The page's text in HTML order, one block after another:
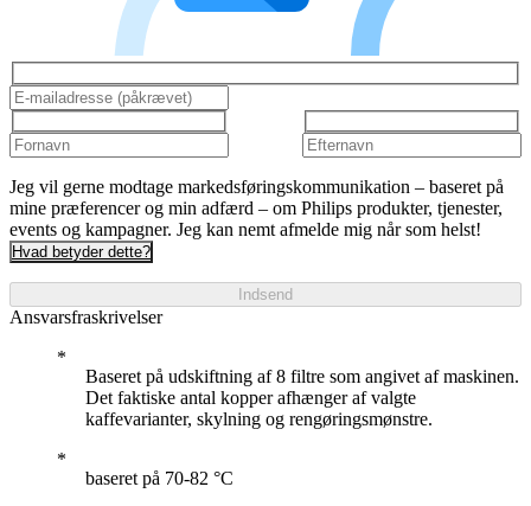
Jeg vil gerne modtage markedsføringskommunikation – baseret på
mine præferencer og min adfærd – om Philips produkter, tjenester,
events og kampagner. Jeg kan nemt afmelde mig når som helst!
Hvad betyder dette?
Indsend
Ansvarsfraskrivelser
Baseret på udskiftning af 8 filtre som angivet af maskinen.
Det faktiske antal kopper afhænger af valgte
kaffevarianter, skylning og rengøringsmønstre.
baseret på 70-82 °C